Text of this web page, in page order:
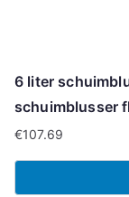
6 liter
schuimblusser
€107.69